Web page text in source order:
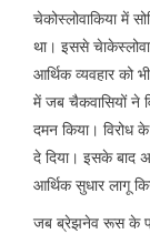
चेकोस्लोवाकिया में
था। इससे
आर्थिक व्यवहार को
में जब चैकवासियों ने
दमन किया। विरोध
दे दिया। इसके
आर्थिक सुधार लागू
जब ब्रेझनेव रूस के